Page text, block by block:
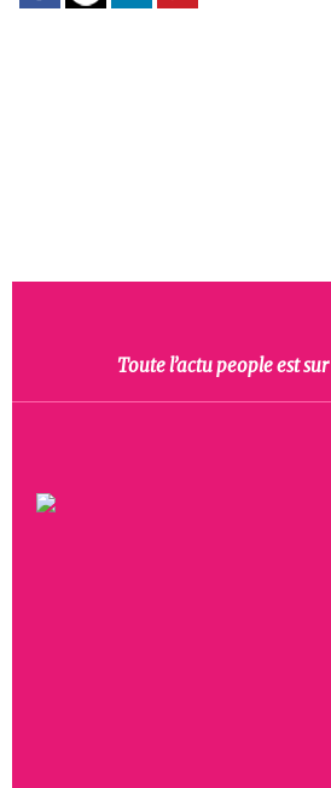
Toute l’actu people est sur